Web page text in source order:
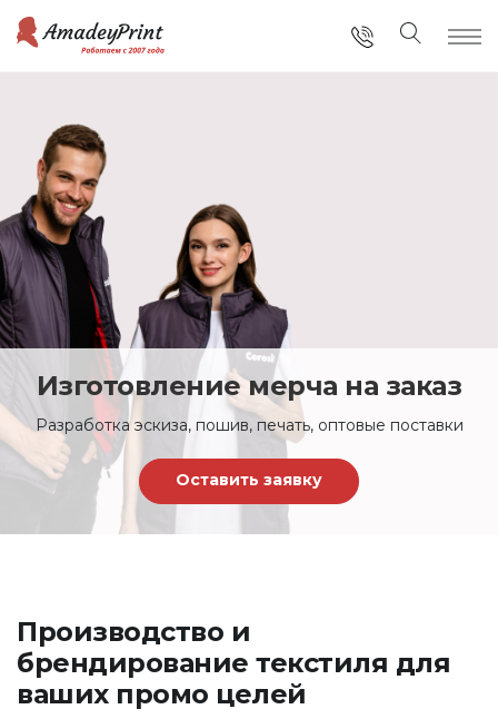
Изготовление мерча на заказ
Разработка эскиза, пошив, печать, оптовые поставки
Оставить заявку
Производство и
брендирование текстиля для
ваших промо целей